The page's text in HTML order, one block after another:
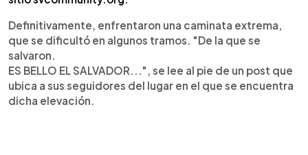
Definitivamente, enfrentaron una caminata extrema,
que se dificultó en algunos tramos. "De la que se
salvaron.
ES BELLO EL SALVADOR...", se lee al pie de un post que
ubica a sus seguidores del lugar en el que se encuentra
dicha elevación.